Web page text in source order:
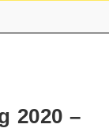
2020 –